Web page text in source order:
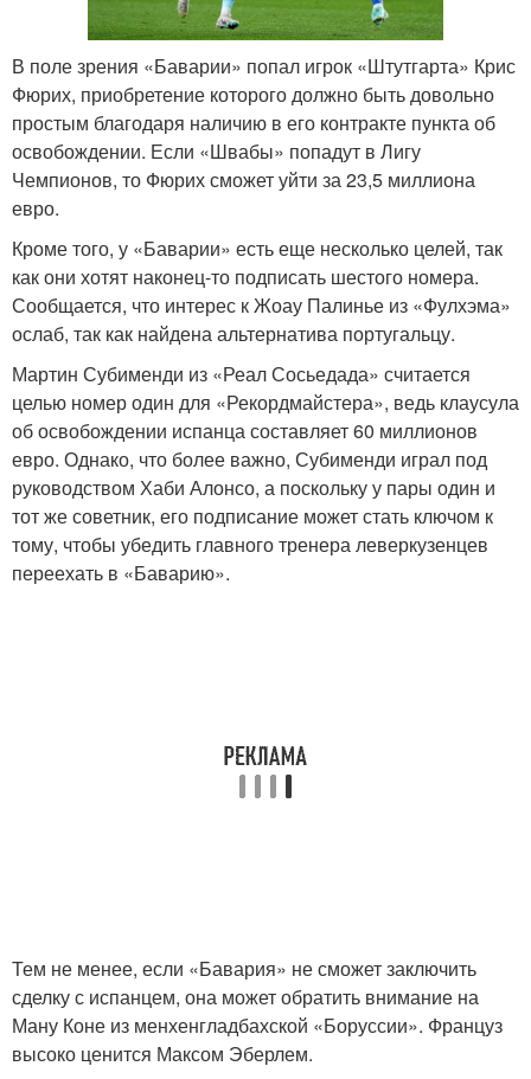
В поле зрения «Баварии» попал игрок «Штутгарта» Крис
Фюрих, приобретение которого должно быть довольно
простым благодаря наличию в его контракте пункта об
освобождении. Если «Швабы» попадут в Лигу
Чемпионов, то Фюрих сможет уйти за 23,5 миллиона
евро.
Кроме того, у «Баварии» есть еще несколько целей, так
как они хотят наконец-то подписать шестого номера.
Сообщается, что интерес к Жоау Палинье из «Фулхэма»
ослаб, так как найдена альтернатива португальцу.
Мартин Субименди из «Реал Сосьедада» считается
целью номер один для «Рекордмайстера», ведь клаусула
об освобождении испанца составляет 60 миллионов
евро. Однако, что более важно, Субименди играл под
руководством Хаби Алонсо, а поскольку у пары один и
тот же советник, его подписание может стать ключом к
тому, чтобы убедить главного тренера леверкузенцев
переехать в «Баварию».
Тем не менее, если «Бавария» не сможет заключить
сделку с испанцем, она может обратить внимание на
Ману Коне из менхенгладбахской «Боруссии». Француз
высоко ценится Максом Эберлем.